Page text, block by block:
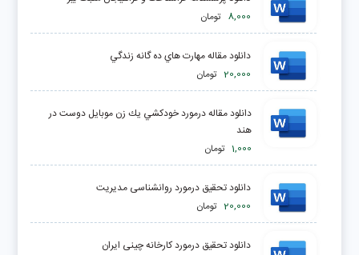
8,000 تومان
دانلود مقاله مهارت هاي ده گانه زندگي
20,000 تومان
دانلود مقاله درمورد خودكشي يك زن موبايل دوست در
هند
1,000 تومان
دانلود تحقیق درمورد روانشناسی مدیریت
20,000 تومان
دانلود تحقیق درمورد کارخانه چینی ایران